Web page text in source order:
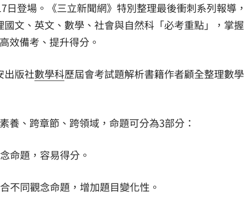
21:30
12:00
10:30
日登場。《三立新聞網》特別整理最後衝刺系列報導，
國文、英文、數學、社會與自然科「必考重點」，掌握
效備考、提升得分。
出版社數學科歷屆會考試題解析書籍作者顧全整理數學
養、跨章節、跨領域，命題可分為3部分：
命題，容易得分。
不同觀念命題，增加題目變化性。